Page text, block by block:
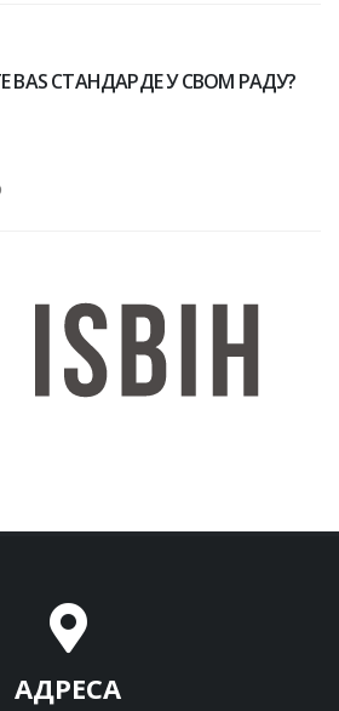
СТАНДАРДЕ У СВОМ РАДУ?
АДРЕСА